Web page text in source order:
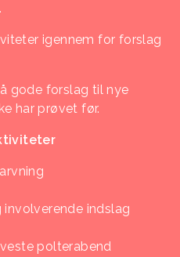
igennem for forslag
gode forslag til nye
har prøvet før.
indslag
polterabend